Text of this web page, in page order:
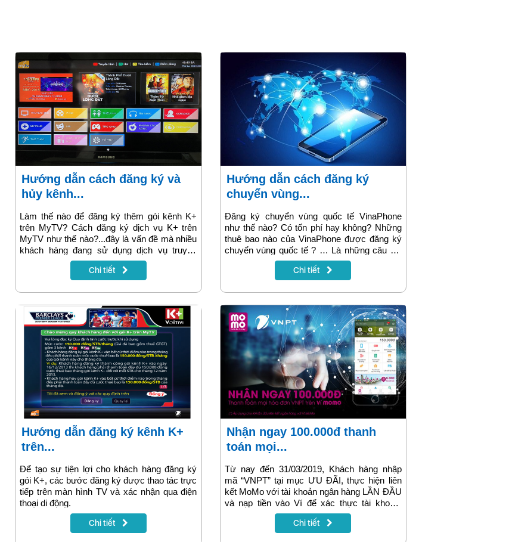
Hướng dẫn cách đăng ký và
hủy kênh...
Làm thế nào để đăng ký thêm gói kênh K+
trên MyTV? Cách đăng ký dịch vụ K+ trên
MyTV như thế nào?...đây là vấn đề mà nhiều
khách hàng đang sử dụng dịch vụ truyền
hình MyTV rất quan tâm, bài viết sau sẽ
hướng dẫn chi tiết về cách thao tác để đăng
Chi tiết
Hướng dẫn cách đăng ký
chuyển vùng...
Đăng ký chuyển vùng quốc tế VinaPhone
như thế nào? Có tốn phí hay không? Những
thuê bao nào của VinaPhone được đăng ký
chuyển vùng quốc tế ? … Là những câu hỏi
và thắc mắc của rất nhiều thuê bao di động
hiện nay. Để giúp các bạn hiểu hơn về dịch
nay kinhdoanh.hanoi.vnpt.vn sẽ chia sẻ chi
tiết và cụ thể cho các bạn về cách chuyển
vùng quốc tế dành cho thuê bao di động trả
trước và trả sau trong bài dưới đây nhé!
Chi tiết
Hướng dẫn đăng ký kênh K+
trên...
Để tạo sự tiện lợi cho khách hàng đăng ký
gói K+, các bước đăng ký được thao tác trực
tiếp trên màn hình TV và xác nhận qua điện
thoại di động.
Chi tiết
Nhận ngay 100.000đ thanh
toán mọi...
Từ nay đến 31/03/2019, Khách hàng nhập
mã “VNPT” tại mục ƯU ĐÃI, thực hiện liên
kết MoMo với tài khoản ngân hàng LẦN ĐẦU
và nạp tiền vào Ví để xác thực tài khoản:
Nhận ngay Thẻ quà tặng đầu tiên trị giá
50.000đ dùng để thanh toán tất cả dịch vụ
Chi tiết